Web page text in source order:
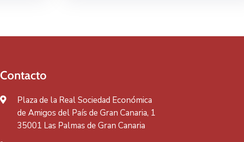
Contacto
Plaza de la Real Sociedad Económica
de Amigos del País de Gran Canaria, 1
35001 Las Palmas de Gran Canaria